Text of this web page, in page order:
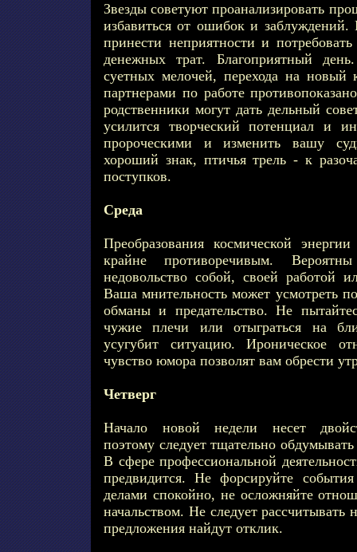
Звезды советуют проанализировать
избавиться от ошибок и заблуждений.
принести неприятности и
денежных трат. Благоприятный
суетных мелочей, перехода на новый
партнерами по работе
родственники могут дать дельный
усилится творческий потенциал и
пророческими и изменить вашу
хороший знак, птичья трель - к
поступков.
Среда
Преобразования космической
крайне противоречивым.
недовольство собой, своей работой
Ваша мнительность может усмотреть
обманы и предательство. Не
чужие плечи или отыграться на
усугубит ситуацию. Ироническое
чувство юмора позволят вам обрести
Четверг
Начало новой недели несет
поэтому следует тщательно
В сфере профессиональной
предвидится. Не форсируйте
делами спокойно, не осложняйте
начальством. Не следует
предложения найдут отклик.